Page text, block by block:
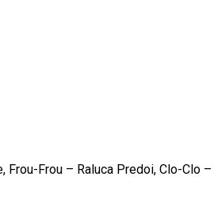
Frou – Raluca Predoi, Clo-Clo